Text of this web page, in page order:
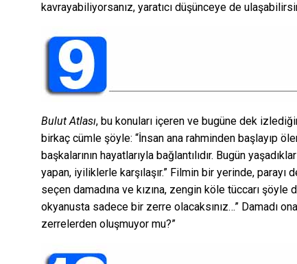
kavrayabiliyorsanız, yaratıcı düşünceye de
Bulut Atlası, bu konuları içeren ve bugüne dek
birkaç cümle şöyle: “İnsan ana rahminden başlayıp
başkalarının hayatlarıyla bağlantılıdır. Bugün
yapan, iyiliklerle karşılaşır.” Filmin bir yerinde,
seçen damadına ve kızına, zengin köle tüccarı
okyanusta sadece bir zerre olacaksınız…” Damadı
zerrelerden oluşmuyor mu?”